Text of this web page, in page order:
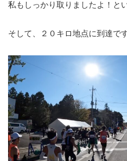
私もしっかり取りましたよ！と
そして、２０キロ地点に到達です